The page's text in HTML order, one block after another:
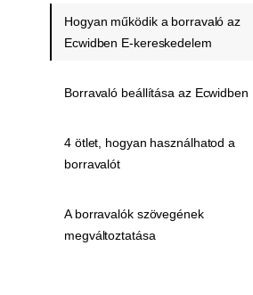
Hogyan működik a borravaló az
Ecwidben E-kereskedelem
Borravaló beállítása az Ecwidben
4 ötlet, hogyan használhatod a
borravalót
A borravalók szövegének
megváltoztatása